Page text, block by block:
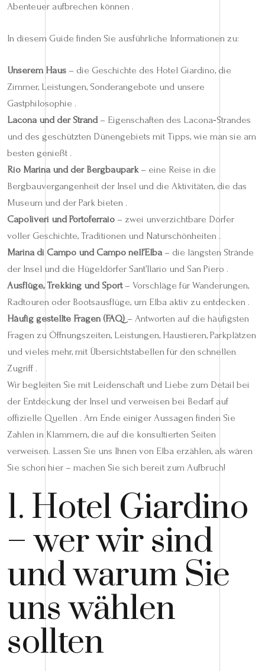
Abenteuer aufbrechen können .
In diesem Guide finden Sie ausführliche Informationen zu:
Unserem Haus – die Geschichte des Hotel Giardino, die
Zimmer, Leistungen, Sonderangebote und unsere
Gastphilosophie .
Lacona und der Strand– Eigenschaften des Lacona‑Strandes
und des geschützten Dünengebiets mit Tipps, wie man sie am
besten genießt .
Rio Marina und der Bergbaupark– eine Reise in die
Bergbauvergangenheit der Insel und die Aktivitäten, die das
Museum und der Park bieten .
Capoliveri und Portoferraio – zwei un­ver­zicht­bare Dörfer
voller Geschichte, Traditionen und Naturschönheiten .
Marina di Campo und Campo nell’Elba– die längsten Strände
der Insel und die Hügeldörfer Sant’Ilario und San Piero .
Ausflüge, Trekking und Sport– Vorschläge für Wanderungen,
Radtouren oder Bootsausflüge, um Elba aktiv zu entdecken .
Häufig gestellte Fragen (FAQ) – Antworten auf die häufigsten
Fragen zu Öffnungszeiten, Leistungen, Haustieren, Parkplätzen
und vieles mehr, mit Übersichtstabellen für den schnellen
Zugriff .
Wir begleiten Sie mit Leidenschaft und Liebe zum Detail bei
der Entdeckung der Insel und verweisen bei Bedarf auf
offizielle Quellen . Am Ende einiger Aussagen finden Sie
Zahlen in Klammern, die auf die konsultierten Seiten
verweisen. Lassen Sie uns Ihnen von Elba erzählen, als wären
Sie schon hier – machen Sie sich bereit zum Aufbruch!
1. Hotel Giardino
– wer wir sind
und warum Sie
uns wählen
sollten